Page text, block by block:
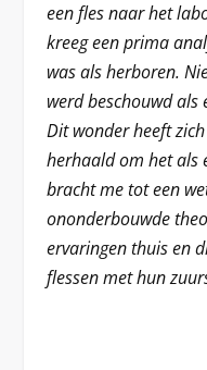
een fles naar het
kreeg een prima
was als herboren.
werd beschouwd als
Dit wonder heeft
herhaald om het als
bracht me tot een
ononderbouwde
ervaringen thuis en
flessen met hun